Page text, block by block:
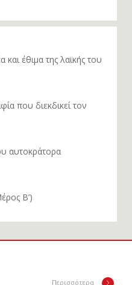
Β’)
Περισσότερα